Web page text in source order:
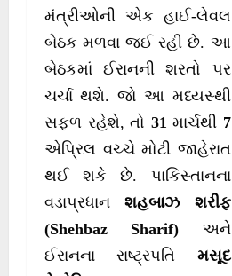
મંત્રીઓની એક હાઈ-લેવલ
બેઠક મળવા જઈ રહી છે. આ
બેઠકમાં ઈરાનની શરતો પર
ચર્ચા થશે. જો આ મધ્યસ્થી
સફળ રહેશે, તો 31 માર્ચથી 7
એપ્રિલ વચ્ચે મોટી જાહેરાત
થઈ શકે છે. પાકિસ્તાનના
વડાપ્રધાનશહબાઝ શરીફ
(Shehbaz Sharif) અને
ઈરાનના રાષ્ટ્રપતિ મસૂદ